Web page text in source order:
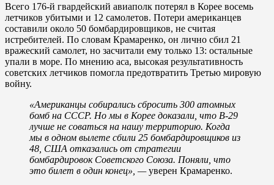
Всего 176-й гвардейский авиаполк потерял в Корее восемь
летчиков убитыми и 12 самолетов. Потери американцев
составили около 50 бомбардировщиков, не считая
истребителей. По словам Крамаренко, он лично сбил 21
вражеский самолет, но засчитали ему только 13: остальные
упали в море. По мнению аса, высокая результативность
советских летчиков помогла предотвратить Третью мировую
войну.
«Американцы собирались сбросить 300 атомных
бомб на СССР. Но мы в Корее доказали, что B-29
лучше не соваться на нашу территорию. Когда
мы в одном вылете сбили 25 бомбардировщиков из
48, США отказались от стратегии
бомбардировок Советского Союза. Поняли, что
это билет в один конец», —уверен Крамаренко.